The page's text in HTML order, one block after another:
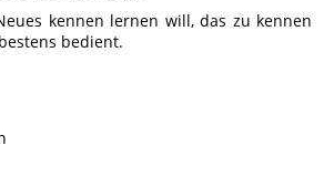
kennen lernen will, das zu kennen
bedient.